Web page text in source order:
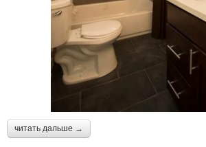
читать дальше →